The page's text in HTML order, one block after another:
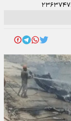
۲۳۶۳۷۴۷